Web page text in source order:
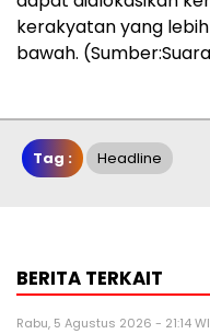
kerakyatan yang
bawah.
Tag : Headline
BERITA TERKAIT
Rabu, 5 Agustus 2026 - 21:14